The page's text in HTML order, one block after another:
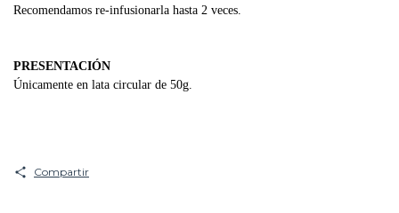
Recomendamos re-infusionarla hasta 2 veces.
PRESENTACIÓN
Únicamente en lata circular de 50g.
Compartir